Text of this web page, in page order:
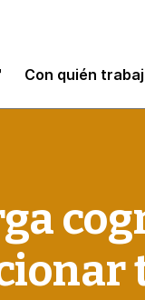
Con quién